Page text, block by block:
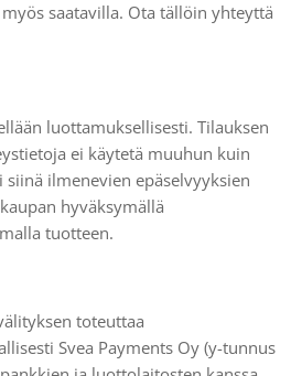
saatavilla. Ota tällöin yhteyttä
luottamuksellisesti. Tilauksen
ei käytetä muuhun kuin
ilmenevien epäselvyyksien
hyväksymällä
tuotteen.
toteuttaa
Svea Payments Oy (y-tunnus